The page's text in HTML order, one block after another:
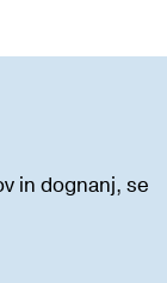
in dognanj, se